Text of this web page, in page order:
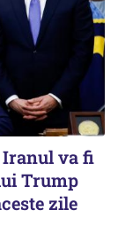
Iranul va fi
Trump
zile